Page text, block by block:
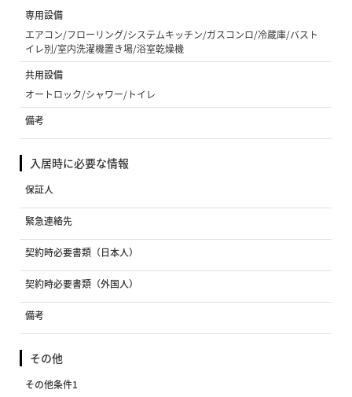
専用設備
エアコン/フローリング/システムキッチン/ガスコンロ/冷蔵庫/バスト
イレ別/室内洗濯機置き場/浴室乾燥機
共用設備
オートロック/シャワー/トイレ
備考
入居時に必要な情報
保証人
緊急連絡先
契約時必要書類（日本人）
契約時必要書類（外国人）
備考
その他
その他条件1